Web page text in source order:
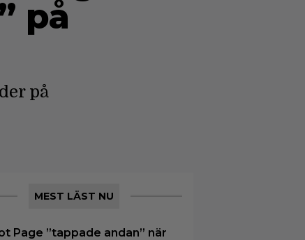
på
på
MEST LÄST NU
Page ”tappade andan” när